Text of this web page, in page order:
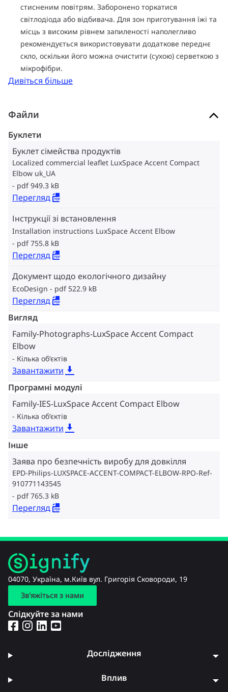
стисненим повітрям. Заборонено торкатися
світлодіода або відбивача. Для зон приготування їжі та
місць з високим рівнем запиленості наполегливо
рекомендується використовувати додаткове переднє
скло, оскільки його можна очистити (сухою) серветкою з
мікрофібри.
Дивіться більше
Файли
Буклети
Буклет сімейства продуктів
Localized commercial leaflet LuxSpace Accent Compact
Elbow uk_UA
pdf 949.3 kB
Перегляд
Інструкції зі встановлення
Installation instructions LuxSpace Accent Elbow
pdf 755.8 kB
Перегляд
Документ щодо екологічного дизайну
EcoDesign pdf 522.9 kB
Перегляд
Вигляд
Family-Photographs-LuxSpace Accent Compact
Elbow
Кілька об‘єктів
Завантажити
Програмні модулі
Family-IES-LuxSpace Accent Compact Elbow
Кілька об‘єктів
Завантажити
Інше
Заява про безпечність виробу для довкілля
EPD-Philips-LUXSPACE-ACCENT-COMPACT-ELBOW-RPO-Ref-
910771143545
pdf 765.3 kB
Перегляд
04070, Україна, м.Київ вул. Григорія Сковороди, 19
Зв'яжіться з нами
Слідкуйте за нами
Дослідження
Вплив